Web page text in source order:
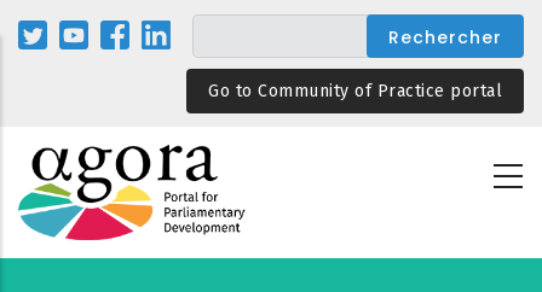
Aller
au
Go to Community of Practice portal